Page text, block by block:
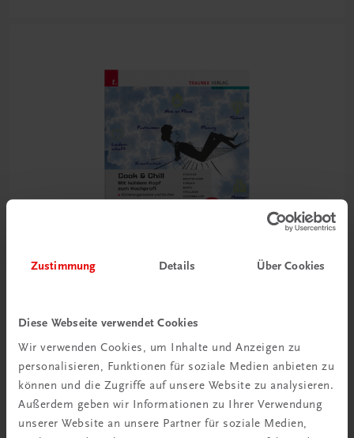
Zustimmung Details Über Cookies
Diese Webseite verwendet Cookies
Wir verwenden Cookies, um Inhalte und Anzeigen zu
personalisieren, Funktionen für soziale Medien anbieten zu
können und die Zugriffe auf unsere Website zu analysieren.
Außerdem geben wir Informationen zu Ihrer Verwendung
unserer Website an unsere Partner für soziale Medien,
Cook & Chill
Mit kühlem Kopf zum Kochprofi
TRAUNER-DigiBox